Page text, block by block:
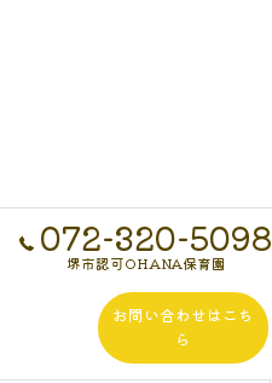
072-320-5098
堺市認可OHANA保育園
お問い合わせはこち
ら